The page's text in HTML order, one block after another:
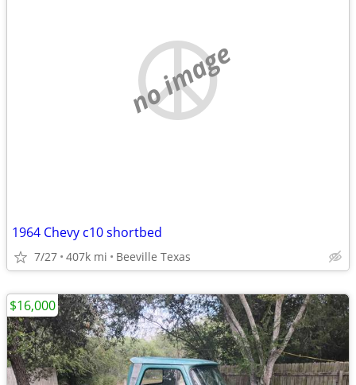
no image
1964 Chevy c10 shortbed
7/27 407k mi Beeville Texas
$16,000